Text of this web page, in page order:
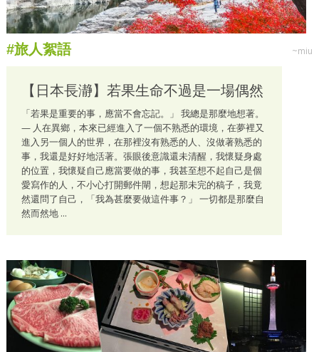
~miu
#旅人絮語
【日本長瀞】若果生命不過是一場偶然
「若果是重要的事，應當不會忘記。」 我總是那麼地想著。
— 人在異鄉，本來已經進入了一個不熟悉的環境，在夢裡又
進入另一個人的世界，在那裡沒有熟悉的人、沒做著熟悉的
事，我還是好好地活著。張眼後意識還未清醒，我懷疑身處
的位置，我懷疑自己應當要做的事，我甚至想不起自己是個
愛寫作的人，不小心打開郵件閘，想起那未完的稿子，我竟
然還問了自己，「我為甚麼要做這件事？」 一切都是那麼自
然而然地 ...